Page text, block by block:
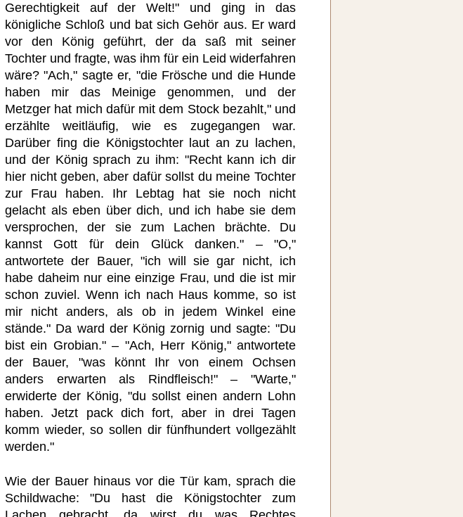
Gerechtigkeit auf der Welt!" und ging in das
königliche Schloß und bat sich Gehör aus. Er ward
vor den König geführt, der da saß mit seiner
Tochter und fragte, was ihm für ein Leid widerfahren
wäre? "Ach," sagte er, "die Frösche und die Hunde
haben mir das Meinige genommen, und der
Metzger hat mich dafür mit dem Stock bezahlt," und
erzählte weitläufig, wie es zugegangen war.
Darüber fing die Königstochter laut an zu lachen,
und der König sprach zu ihm: "Recht kann ich dir
hier nicht geben, aber dafür sollst du meine Tochter
zur Frau haben. Ihr Lebtag hat sie noch nicht
gelacht als eben über dich, und ich habe sie dem
versprochen, der sie zum Lachen brächte. Du
kannst Gott für dein Glück danken." – "O,"
antwortete der Bauer, "ich will sie gar nicht, ich
habe daheim nur eine einzige Frau, und die ist mir
schon zuviel. Wenn ich nach Haus komme, so ist
mir nicht anders, als ob in jedem Winkel eine
stände." Da ward der König zornig und sagte: "Du
bist ein Grobian." – "Ach, Herr König," antwortete
der Bauer, "was könnt Ihr von einem Ochsen
anders erwarten als Rindfleisch!" – "Warte,"
erwiderte der König, "du sollst einen andern Lohn
haben. Jetzt pack dich fort, aber in drei Tagen
komm wieder, so sollen dir fünfhundert vollgezählt
werden."
Wie der Bauer hinaus vor die Tür kam, sprach die
Schildwache: "Du hast die Königstochter zum